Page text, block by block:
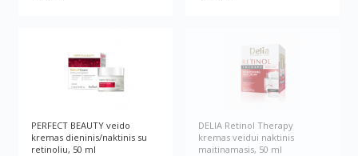
PERFECT BEAUTY veido
kremas dieninis/naktinis su
retinoliu, 50 ml
DELIA Retinol Therapy
kremas veidui naktinis
maitinamasis, 50 ml